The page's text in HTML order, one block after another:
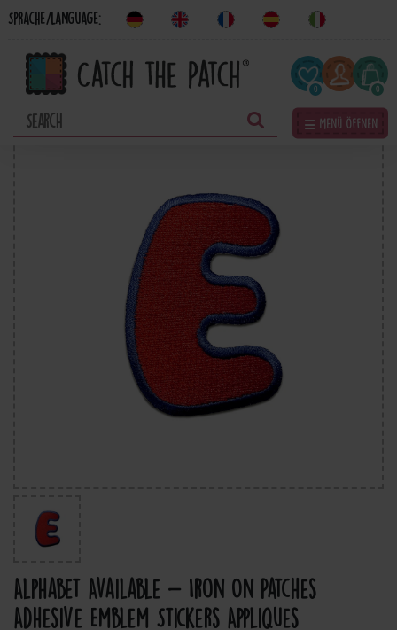
Sprache/Language:
0
☰ Menü öffnen
Alphabet Available - Iron On Patches
Adhesive Emblem Stickers Appliques